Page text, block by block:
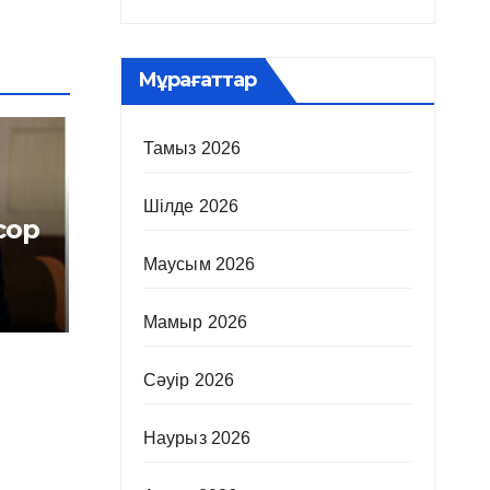
Мұрағаттар
Тамыз 2026
Шілде 2026
Маусым 2026
Мамыр 2026
Сәуір 2026
Наурыз 2026